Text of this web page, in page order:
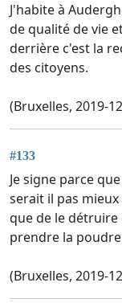
J'habite à
de qualité de vie
derrière c'est la
des citoyens.
(Bruxelles, 2019-
#133
Je signe parce
serait il pas
que de le
prendre la
(Bruxelles, 2019-